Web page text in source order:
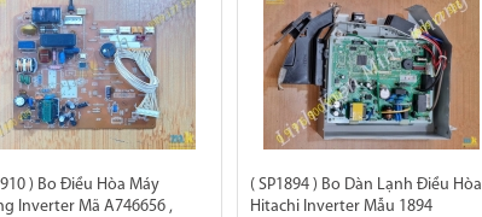
) Bo Điều Hòa Máy
Inverter Mã A746656 ,
( SP1894 ) Bo Dàn Lạnh Điều Hòa
Hitachi Inverter Mẫu 1894